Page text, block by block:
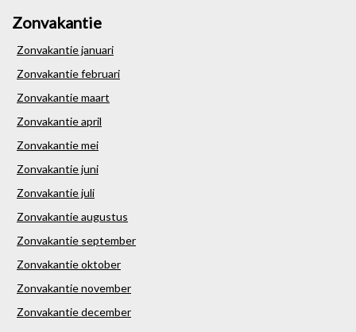
Zonvakantie
Zonvakantie januari
Zonvakantie februari
Zonvakantie maart
Zonvakantie april
Zonvakantie mei
Zonvakantie juni
Zonvakantie juli
Zonvakantie augustus
Zonvakantie september
Zonvakantie oktober
Zonvakantie november
Zonvakantie december